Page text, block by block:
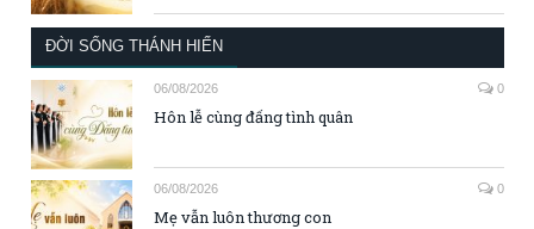
ĐỜI SỐNG THÁNH HIẾN
06/08/2026 0
Hôn lễ cùng đấng tình quân
06/08/2026 0
Mẹ vẫn luôn thương con